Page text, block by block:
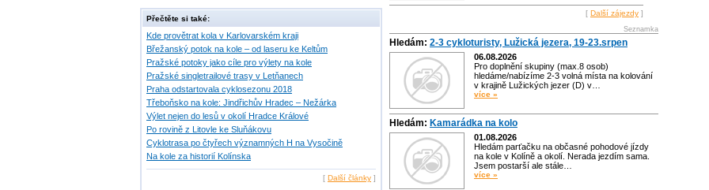
Přečtěte si také:
Kde provětrat kola v Karlovarském kraji
Břežanský potok na kole – od laseru ke Keltům
Pražské potoky jako cíle pro výlety na kole
Pražské singletrailové trasy v Letňanech
Praha odstartovala cyklosezonu 2018
Třeboňsko na kole: Jindřichův Hradec – Nežárka
Výlet nejen do lesů v okolí Hradce Králové
Po rovině z Litovle ke Sluňákovu
Cyklotrasa po čtyřech významných H na Vysočině
Na kole za historií Kolínska
[ Další články ]
[ Další zájezdy ]
Seznamka
Hledám: 2-3 cykloturisty, Lužická jezera, 19-23.srpen
06.08.2026
Pro doplnění skupiny (max.8 osob)
hledáme/nabízíme 2-3 volná místa na kolování
v krajině Lužických jezer (D) v…
více »
Hledám: Kamarádka na kolo
01.08.2026
Hledám parťačku na občasné pohodové jízdy
na kole v Kolíně a okolí. Nerada jezdím sama.
Jsem postarší ale stále…
více »